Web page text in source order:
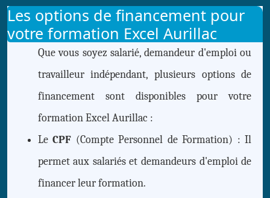
Les options de financement pour
votre formation Excel Aurillac
Que vous soyez salarié, demandeur d'emploi ou
travailleur indépendant, plusieurs options de
financement sont disponibles pour votre
formation Excel Aurillac :
LeCPF (Compte Personnel de Formation) : Il
permet aux salariés et demandeurs d'emploi de
financer leur formation.